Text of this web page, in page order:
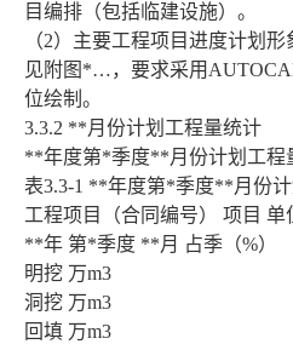
目编排（包括临建设施）。
（2）主要工程项目进度计划形
见附图*…，要求采用
位绘制。
3.3.2 **月份计划工程量统计
**年度第*季度**月份计划工程
表3.3-1 **年度第*季度**月份
工程项目（合同编号） 项目 单
**年 第*季度 **月 占季（%）
明挖 万m3
洞挖 万m3
回填 万m3